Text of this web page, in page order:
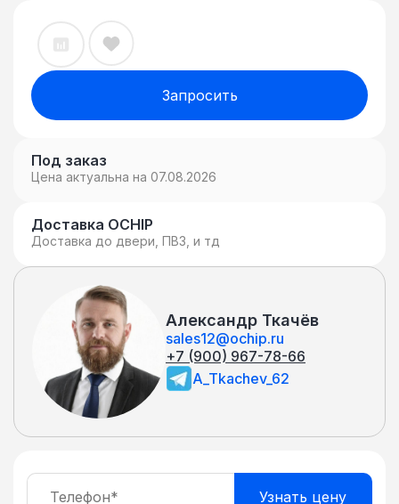
Запросить
Под заказ
Цена актуальна на 07.08.2026
Доставка OCHIP
Доставка до двери, ПВЗ, и тд
Александр Ткачёв
sales12@ochip.ru
+7 (900) 967-78-66
A_Tkachev_62